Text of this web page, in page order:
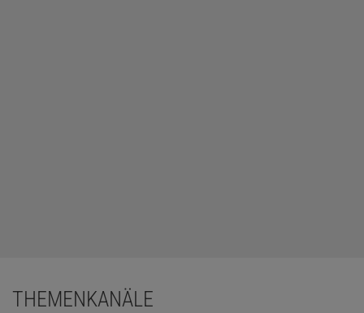
THEMENKANÄLE